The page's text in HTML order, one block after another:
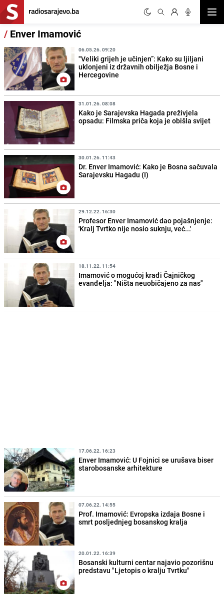
/ Enver Imamović
06.05.26. 09:20
"Veliki grijeh je učinjen”: Kako su ljiljani
uklonjeni iz državnih obilježja Bosne i
Hercegovine
31.01.26. 08:08
Kako je Sarajevska Hagada preživjela
opsadu: Filmska priča koja je obišla svijet
30.01.26. 11:43
Dr. Enver Imamović: Kako je Bosna sačuvala
Sarajevsku Hagadu (I)
29.12.22. 16:30
Profesor Enver Imamović dao pojašnjenje:
'Kralj Tvrtko nije nosio suknju, već...'
18.11.22. 11:54
Imamović o mogućoj krađi Čajničkog
evanđelja: "Ništa neuobičajeno za nas"
17.06.22. 16:23
Enver Imamović: U Fojnici se urušava biser
starobosanske arhitekture
07.06.22. 14:55
Prof. Imamović: Evropska izdaja Bosne i
smrt posljednjeg bosanskog kralja
20.01.22. 16:39
Bosanski kulturni centar najavio pozorišnu
predstavu "Ljetopis o kralju Tvrtku"